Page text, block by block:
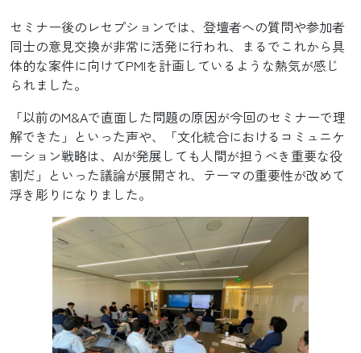
セミナー後のレセプションでは、登壇者への質問や参加者
同士の意見交換が非常に活発に行われ、まるでこれから具
体的な案件に向けてPMIを計画しているような熱気が感じ
られました。
「以前のM&Aで直面した問題の原因が今回のセミナーで理
解できた」といった声や、「文化統合におけるコミュニケ
ーション戦略は、AIが発展しても人間が担うべき重要な役
割だ」といった議論が展開され、テーマの重要性が改めて
浮き彫りになりました。